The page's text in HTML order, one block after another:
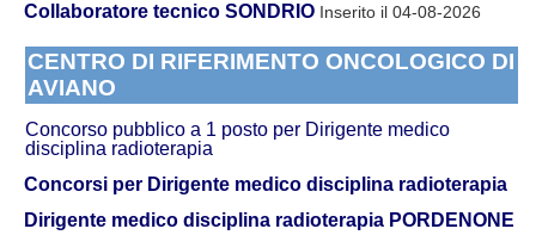
Collaboratore tecnico SONDRIO Inserito il 04-08-2026
CENTRO DI RIFERIMENTO ONCOLOGICO DI
AVIANO
Concorso pubblico a 1 posto per Dirigente medico
disciplina radioterapia
Concorsi per Dirigente medico disciplina radioterapia
Dirigente medico disciplina radioterapia PORDENONE